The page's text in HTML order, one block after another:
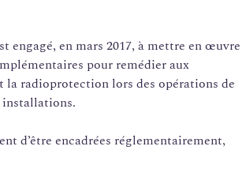
engagé, en mars 2017, à mettre en œuvre
pour remédier aux
la radioprotection lors des opérations de
installations.
d’être encadrées réglementairement,